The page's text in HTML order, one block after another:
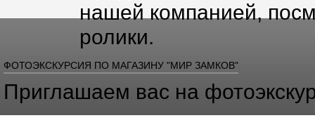
нашей компанией,
ролики.
ФОТОЭКСКУРСИЯ ПО МАГАЗИНУ "МИР ЗАМКОВ"
Приглашаем вас на